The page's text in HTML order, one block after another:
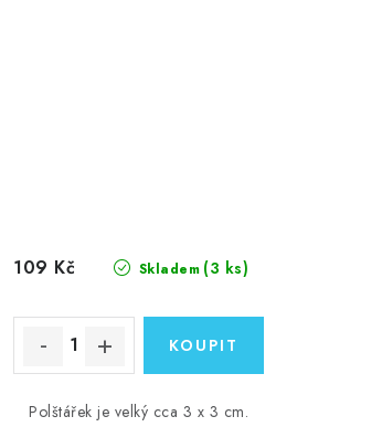
Skladem (3 ks)
109 Kč
Polštářek je velký cca 3 x 3 cm.